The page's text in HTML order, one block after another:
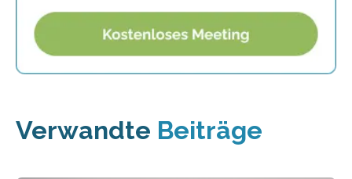
Verwandte Beiträge